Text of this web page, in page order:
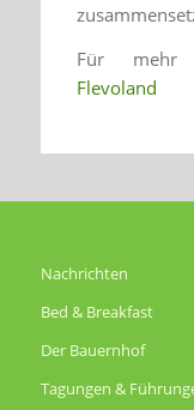
Für mehr
Flevoland
Nachrichten
Bed & Breakfast
Der Bauernhof
Tagungen &